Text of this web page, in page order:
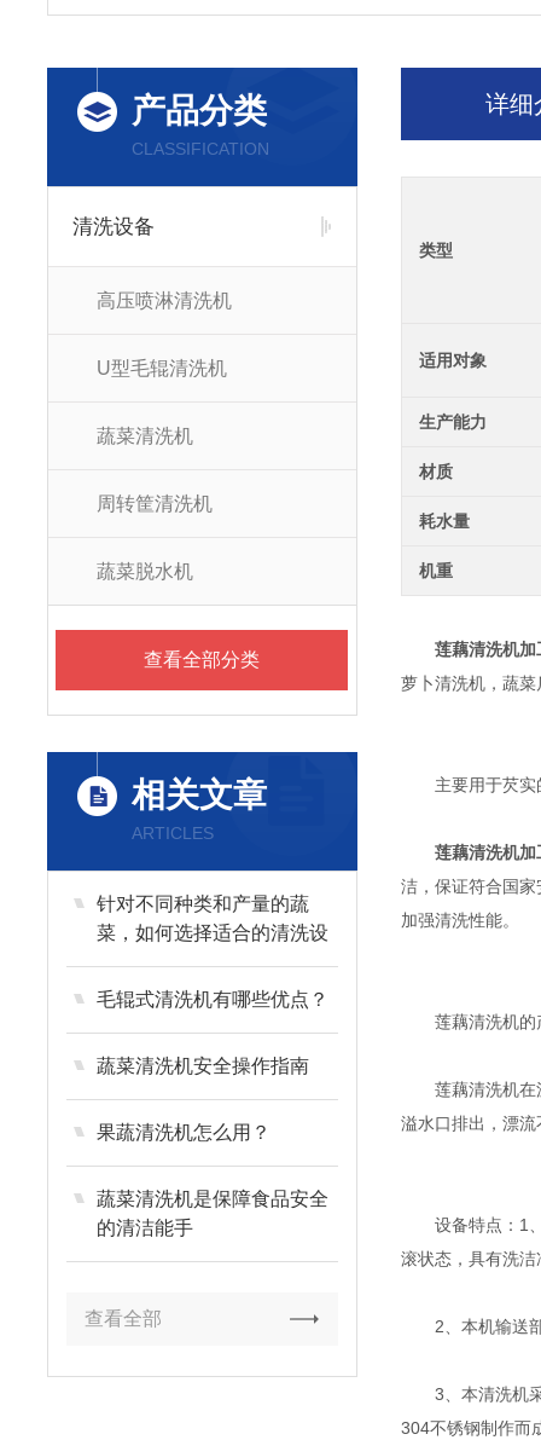
产品分类
CLASSIFICATION
清洗设备
高压喷淋清洗机
U型毛辊清洗机
蔬菜清洗机
周转筐清洗机
蔬菜脱水机
查看全部分类
相关文章
ARTICLES
针对不同种类和产量的蔬
菜，如何选择适合的清洗设
备？
毛辊式清洗机有哪些优点？
蔬菜清洗机安全操作指南
果蔬清洗机怎么用？
蔬菜清洗机是保障食品安全
的清洁能手
查看全部
详细
类型
适用对象
生产能力
材质
耗水量
机重
莲藕清洗机加
萝卜清洗机，蔬
主要用于芡实的
莲藕清洗机加
洁，保证符合国
加强清洗性能。
莲藕清洗机的产
莲藕清洗机在沉
溢水口排出，漂
设备特点：1、
滚状态，具有洗
2、本机输送部
3、本清洗机采
304不锈钢制作而